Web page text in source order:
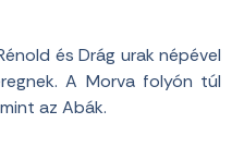
és Drág urak népével
A Morva folyón túl
az Abák.